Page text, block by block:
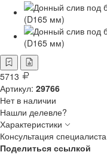
5713
Артикул: 29766
Нет в наличии
Нашли делевле?
Характеристики
Консультация специалиста
Поделиться ссылкой